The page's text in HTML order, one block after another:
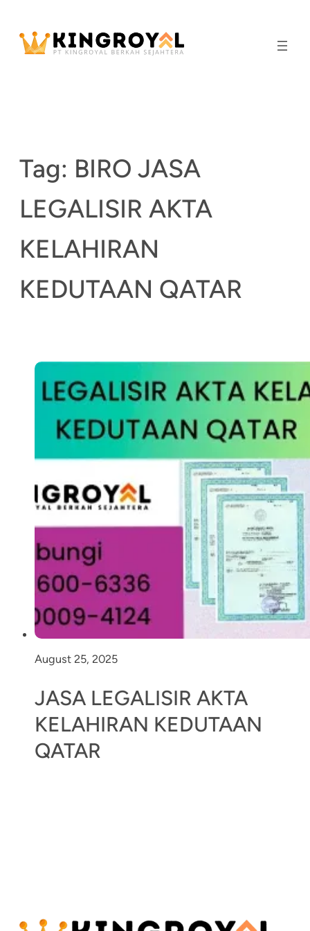
content
Tag: BIRO JASA
LEGALISIR AKTA
KELAHIRAN
KEDUTAAN QATAR
August 25, 2025
JASA LEGALISIR AKTA
KELAHIRAN KEDUTAAN
QATAR